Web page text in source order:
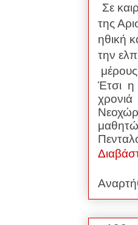
Σε
της
ηθική
την
Έτσι η